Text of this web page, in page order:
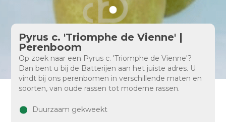
Pyrus c. 'Triomphe de Vienne' |
Perenboom
Op zoek naar een Pyrus c. 'Triomphe de Vienne'?
Dan bent u bij de Batterijen aan het juiste adres. U
vindt bij ons perenbomen in verschillende maten en
soorten, van oude rassen tot moderne rassen.
Duurzaam gekweekt